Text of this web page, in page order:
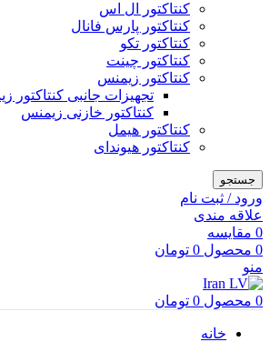
کنتاکتور ال اس
کنتاکتور پارس فانال
کنتاکتور تکو
کنتاکتور چینت
کنتاکتور زیمنس
تجهیزات جانبی کنتاکتور
کنتاکتور خازنی زیمنس
کنتاکتور هیمل
کنتاکتور هیوندای
جستجو
ورود / ثبت نام
علاقه مندی
0 مقایسه
0 محصول 0 تومان
منو
0 محصول 0 تومان
خانه